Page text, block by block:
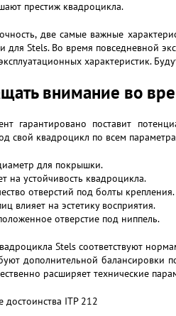
престиж квадроцикла.
две самые важные
для Stels. Во время повседневной
характеристик.
внимание во
гарантировано поставит
свой квадроцикл по всем
для покрышки.
на устойчивость квадроцикла.
отверстий под болты крепления.
влияет на эстетику восприятия.
отверстие под ниппель.
Stels соответствуют
дополнительной
расширяет технические
достоинства ITP 212